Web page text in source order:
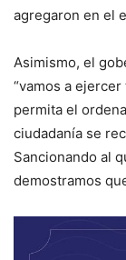
agregaron en el
Asimismo, el
“vamos a
permita el
ciudadanía se
Sancionando al
demostramos